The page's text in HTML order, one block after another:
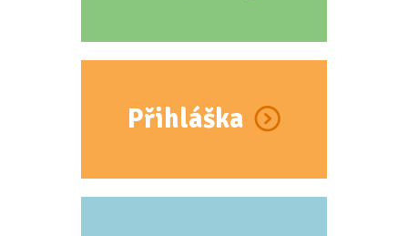
Přihláška